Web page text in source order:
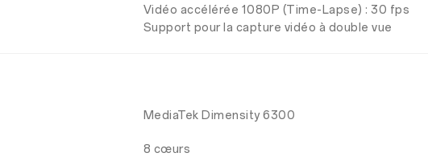
Vidéo accélérée 1080P (Time-Lapse) : 30 fps
Support pour la capture vidéo à double vue
MediaTek Dimensity 6300
8 cœurs